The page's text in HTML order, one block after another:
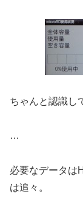
ちゃんと認識し
…
必要なデータは
は追々。